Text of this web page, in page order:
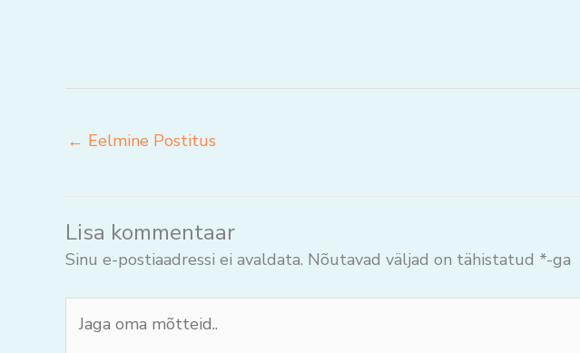
← Eelmine Postitus
Lisa kommentaar
Sinu e-postiaadressi ei avaldata. Nõutavad väljad on tähistatud *-ga
oma